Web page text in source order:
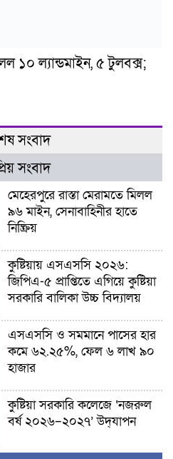
১০ ল্যান্ডমাইন, ৫ টুলবক্স;
সংবাদ
সংবাদ
মেহেরপুরে রাস্তা মেরামতে মিলল
৯৬ মাইন, সেনাবাহিনীর হাতে
নিষ্ক্রিয়
কুষ্টিয়ায় এসএসসি ২০২৬:
জিপিএ-৫ প্রাপ্তিতে এগিয়ে কুষ্টিয়া
সরকারি বালিকা উচ্চ বিদ্যালয়
এসএসসি ও সমমানে পাসের হার
কমে ৬২.২৫%, ফেল ৬ লাখ ৯০
হাজার
কুষ্টিয়া সরকারি কলেজে ‘নজরুল
বর্ষ ২০২৬–২০২৭’ উদ্‌যাপন